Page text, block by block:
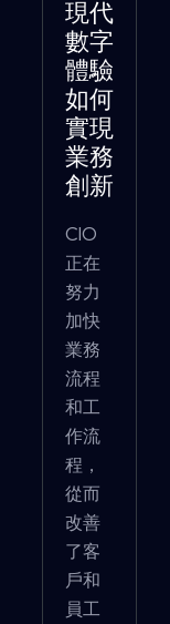
現代
數字
體驗
如何
實現
業務
創新
CIO
正在
努力
加快
業務
流程
和工
作流
程，
從而
改善
了客
戶和
員工